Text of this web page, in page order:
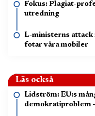
Fokus: Plagiat-
utredning
L-ministerns attack
fotar våra mobiler
Läs också
Lidström: EU:s
demokratiproblem